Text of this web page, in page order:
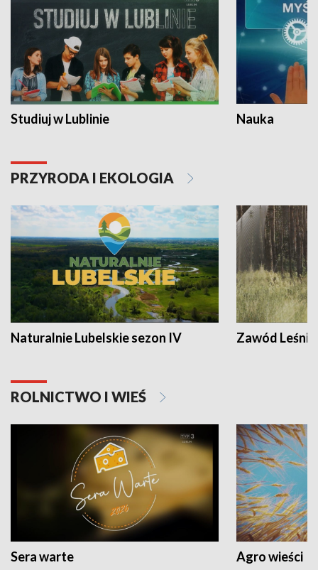
Studiuj w Lublinie Nauka
PRZYRODA I EKOLOGIA
Naturalnie Lubelskie sezon IV Zawód Leśnik
ROLNICTWO I WIEŚ
Sera warte Agro wieści